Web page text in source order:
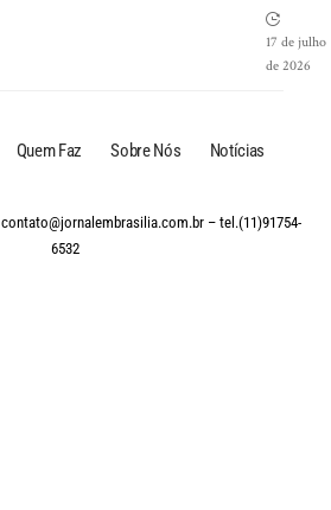
17 de julho
de 2026
Quem Faz Sobre Nós Notícias
contato@jornalembrasilia.com.br – tel.(11)91754-
6532